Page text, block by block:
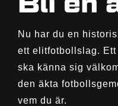
Nu har du en
ett elitfotbollslag.
ska känna sig
den äkta
vem du är.